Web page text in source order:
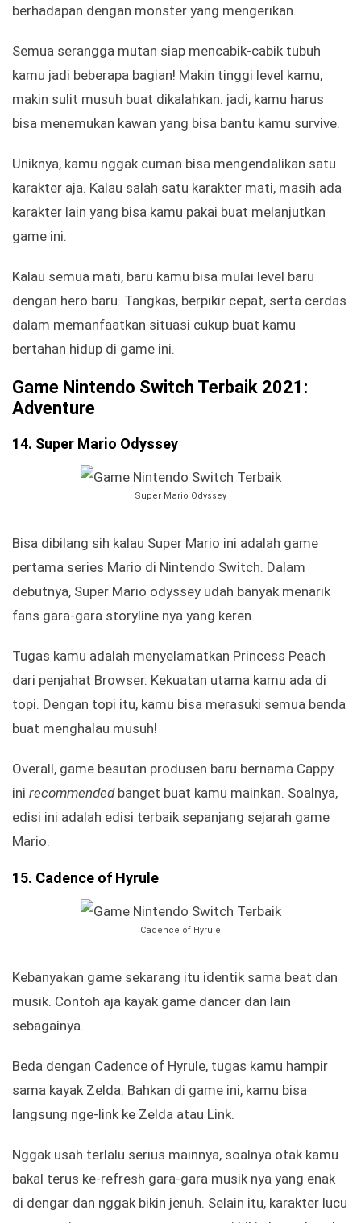
berhadapan dengan monster yang mengerikan.
Semua serangga mutan siap mencabik-cabik tubuh
kamu jadi beberapa bagian! Makin tinggi level kamu,
makin sulit musuh buat dikalahkan. jadi, kamu harus
bisa menemukan kawan yang bisa bantu kamu survive.
Uniknya, kamu nggak cuman bisa mengendalikan satu
karakter aja. Kalau salah satu karakter mati, masih ada
karakter lain yang bisa kamu pakai buat melanjutkan
game ini.
Kalau semua mati, baru kamu bisa mulai level baru
dengan hero baru. Tangkas, berpikir cepat, serta cerdas
dalam memanfaatkan situasi cukup buat kamu
bertahan hidup di game ini.
Game Nintendo Switch Terbaik 2021:
Adventure
14. Super Mario Odyssey
Super Mario Odyssey
Bisa dibilang sih kalau Super Mario ini adalah game
pertama series Mario di Nintendo Switch. Dalam
debutnya, Super Mario odyssey udah banyak menarik
fans gara-gara storyline nya yang keren.
Tugas kamu adalah menyelamatkan Princess Peach
dari penjahat Browser. Kekuatan utama kamu ada di
topi. Dengan topi itu, kamu bisa merasuki semua benda
buat menghalau musuh!
Overall, game besutan produsen baru bernama Cappy
ini recommended banget buat kamu mainkan. Soalnya,
edisi ini adalah edisi terbaik sepanjang sejarah game
Mario.
15. Cadence of Hyrule
Cadence of Hyrule
Kebanyakan game sekarang itu identik sama beat dan
musik. Contoh aja kayak game dancer dan lain
sebagainya.
Beda dengan Cadence of Hyrule, tugas kamu hampir
sama kayak Zelda. Bahkan di game ini, kamu bisa
langsung nge-link ke Zelda atau Link.
Nggak usah terlalu serius mainnya, soalnya otak kamu
bakal terus ke-refresh gara-gara musik nya yang enak
di dengar dan nggak bikin jenuh. Selain itu, karakter lucu